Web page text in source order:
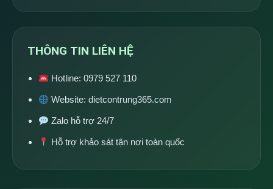
THÔNG TIN LIÊN HỆ
Hotline:0979 527 110
Website:dietcontrung365.com
Zalo hỗ trợ 24/7
Hỗ trợ khảo sát tận nơi toàn quốc